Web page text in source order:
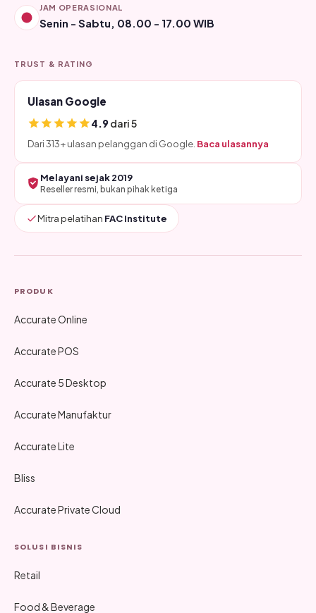
JAM OPERASIONAL
Senin - Sabtu, 08.00 - 17.00 WIB
TRUST & RATING
Ulasan Google
4.9dari 5
Dari 313+ ulasan pelanggan di Google. Baca ulasannya
Melayani sejak 2019
Reseller resmi, bukan pihak ketiga
Mitra pelatihan FAC Institute
PRODUK
Accurate Online
Accurate POS
Accurate 5 Desktop
Accurate Manufaktur
Accurate Lite
Bliss
Accurate Private Cloud
SOLUSI BISNIS
Retail
Food & Beverage